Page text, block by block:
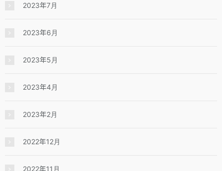
2023年7月
2023年6月
2023年5月
2023年4月
2023年2月
2022年12月
2022年11月